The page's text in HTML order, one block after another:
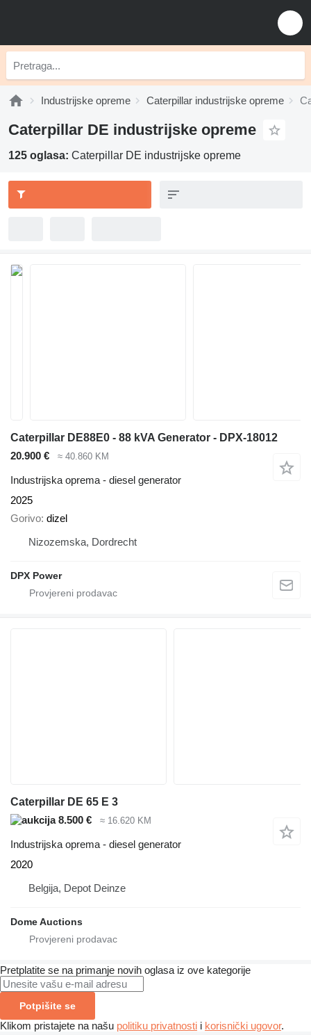
Industrijske opreme Caterpillar industrijske opreme
Caterpillar DE industrijske opreme
125 oglasa: Caterpillar DE industrijske opreme
Caterpillar DE88E0 - 88 kVA Generator - DPX-18012
20.900 €
≈ 40.860 KM
Industrijska oprema - diesel generator
2025
Gorivo dizel
Nizozemska, Dordrecht
DPX Power
Caterpillar DE 65 E 3
8.500 €
≈ 16.620 KM
Industrijska oprema - diesel generator
2020
Belgija, Depot Deinze
Dome Auctions
Pretplatite se na primanje novih oglasa iz ove kategorije
Potpišite se
Klikom pristajete na našu politiku privatnosti i korisnički ugovor.